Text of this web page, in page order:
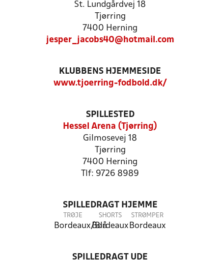
St. Lundgårdvej 18
Tjørring
7400 Herning
jesper_jacobs40@hotmail.com
KLUBBENS HJEMMESIDE
www.tjoerring-fodbold.dk/
SPILLESTED
Hessel Arena (Tjørring)
Gilmosevej 18
Tjørring
7400 Herning
Tlf: 9726 8989
SPILLEDRAGT HJEMME
TRØJE
Bordeaux/Blå
SHORTS
Bordeaux
STRØMPER
Bordeaux
SPILLEDRAGT UDE